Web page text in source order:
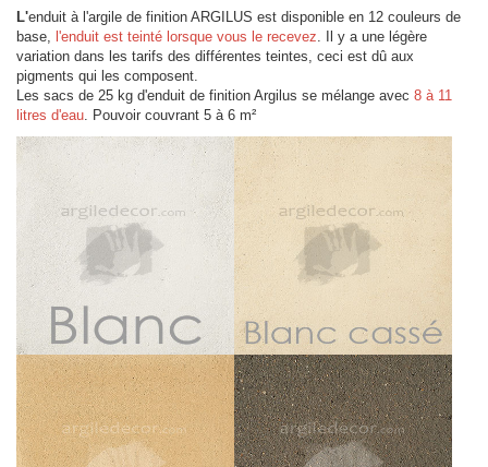
L'enduit à l'argile de finition ARGILUS est disponible en 12 couleurs de
base,
l'enduit est teinté lorsque vous le recevez . Il y a une légère
variation dans les tarifs des différentes teintes, ceci est dû aux
pigments qui les composent.
Les sacs de 25 kg d'enduit de finition Argilus se mélange avec 8 à 11
litres d'eau . Pouvoir couvrant 5 à 6 m²